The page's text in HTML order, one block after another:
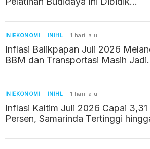
INIEKONOMI INIHL 1 hari lalu
Inflasi Balikpapan Juli 2026
BBM dan Transportasi Masih Jadi
INIEKONOMI INIHL 1 hari lalu
Inflasi Kaltim Juli 2026 Capai 3,31
Persen, Samarinda Tertinggi